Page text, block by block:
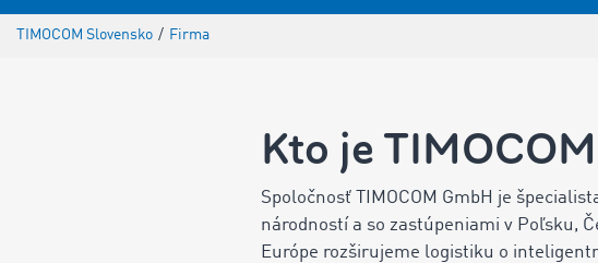
TIMOCOM Slovensko / Firma
Kto je
Spoločnosť TIMOCOM GmbH je
národností a so zastúpeniami v Poľsku,
Európe rozširujeme logistiku o